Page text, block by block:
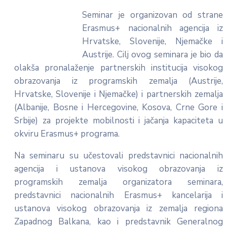
Seminar je organizovan od strane
Erasmus+ nacionalnih agencija iz
Hrvatske, Slovenije, Njemačke i
Austrije. Cilj ovog seminara je bio da
olakša pronalaženje partnerskih institucija visokog
obrazovanja iz programskih zemalja (Austrije,
Hrvatske, Slovenije i Njemačke) i partnerskih zemalja
(Albanije, Bosne i Hercegovine, Kosova, Crne Gore i
Srbije) za projekte mobilnosti i jačanja kapaciteta u
okviru Erasmus+ programa.
Na seminaru su učestovali predstavnici nacionalnih
agencija i ustanova visokog obrazovanja iz
programskih zemalja organizatora seminara,
predstavnici nacionalnih Erasmus+ kancelarija i
ustanova visokog obrazovanja iz zemalja regiona
Zapadnog Balkana, kao i predstavnik Generalnog